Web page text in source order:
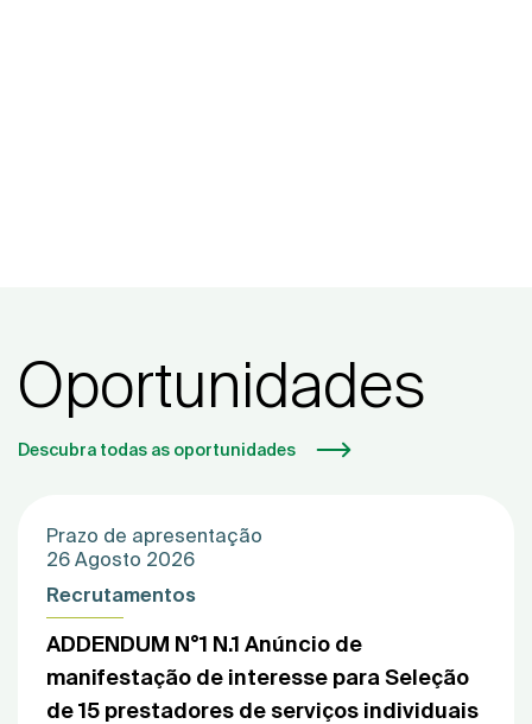
Oportunidades
Descubra todas as oportunidades
Prazo de apresentação
26 Agosto 2026
Recrutamentos
ADDENDUM N°1 N.1 Anúncio de
manifestação de interesse para Seleção
de 15 prestadores de serviços individuais